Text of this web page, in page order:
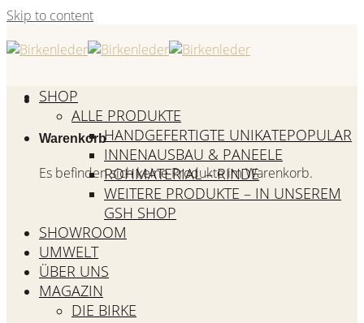
Skip to content
Warenkorb
Es befinden sich keine Produkte im Warenkorb.
SHOP
ALLE PRODUKTE
HANDGEFERTIGTE UNIKATE
INNENAUSBAU & PANEELE
ROHMATERIAL – RINDE
WEITERE PRODUKTE – IN UNSEREM
GSH SHOP
SHOWROOM
UMWELT
ÜBER UNS
MAGAZIN
DIE BIRKE